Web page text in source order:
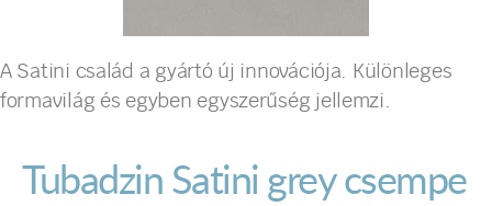
A Satini család a gyártó új innovációja. Különleges
formavilág és egyben egyszerűség jellemzi.
Tubadzin Satini grey csempe